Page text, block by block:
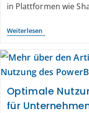
in Plattformen wie
Weiterlesen
Optimale
für